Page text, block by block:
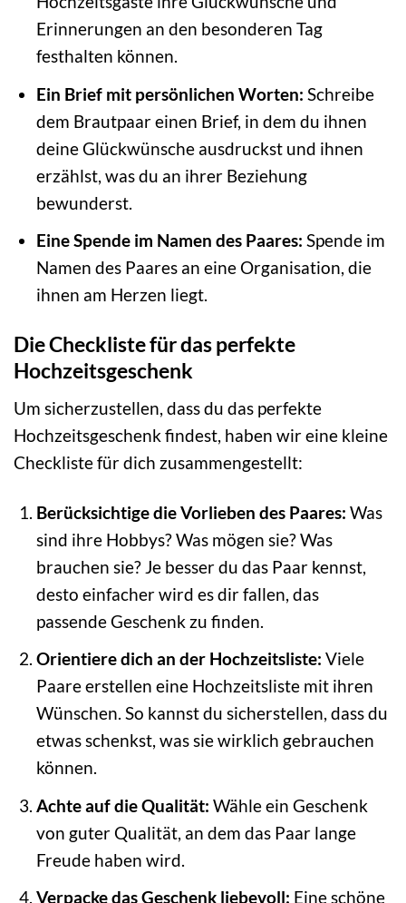
Erinnerungen an den besonderen Tag
festhalten können.
Ein Brief mit persönlichen Worten: Schreibe
dem Brautpaar einen Brief, in dem du ihnen
deine Glückwünsche ausdruckst und ihnen
erzählst, was du an ihrer Beziehung
bewunderst.
Eine Spende im Namen des Paares: Spende im
Namen des Paares an eine Organisation, die
ihnen am Herzen liegt.
Die Checkliste für das perfekte
Hochzeitsgeschenk
Um sicherzustellen, dass du das perfekte
Hochzeitsgeschenk findest, haben wir eine kleine
Checkliste für dich zusammengestellt:
Berücksichtige die Vorlieben des Paares: Was
sind ihre Hobbys? Was mögen sie? Was
brauchen sie? Je besser du das Paar kennst,
desto einfacher wird es dir fallen, das
passende Geschenk zu finden.
Orientiere dich an der Hochzeitsliste: Viele
Paare erstellen eine Hochzeitsliste mit ihren
Wünschen. So kannst du sicherstellen, dass du
etwas schenkst, was sie wirklich gebrauchen
können.
Achte auf die Qualität: Wähle ein Geschenk
von guter Qualität, an dem das Paar lange
Freude haben wird.
Verpacke das Geschenk liebevoll: Eine schöne